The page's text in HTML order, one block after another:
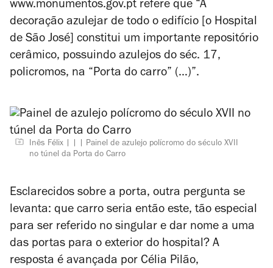
www.monumentos.gov.pt refere que “A
decoração azulejar de todo o edifício [o Hospital
de São José] constitui um importante repositório
cerâmico, possuindo azulejos do séc. 17,
policromos, na “Porta do carro” (…)”.
Inês Félix |
| Painel de azulejo polícromo do século XVII
no túnel da Porta do Carro
Esclarecidos sobre a porta, outra pergunta se
levanta: que carro seria então este, tão especial
para ser referido no singular e dar nome a uma
das portas para o exterior do hospital? A
resposta é avançada por Célia Pilão,